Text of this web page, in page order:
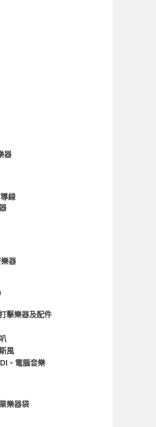
器
線
器
擊樂器及配件
風
、電腦音樂
樂器袋